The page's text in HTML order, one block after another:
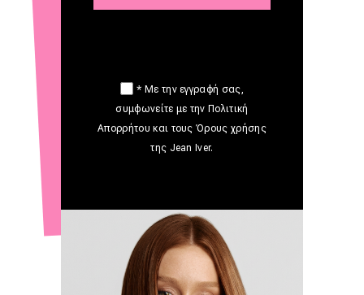
* Με την εγγραφή σας,
συμφωνείτε με την Πολιτική
Απορρήτου και τους Όρους χρήσης
της Jean Iver.